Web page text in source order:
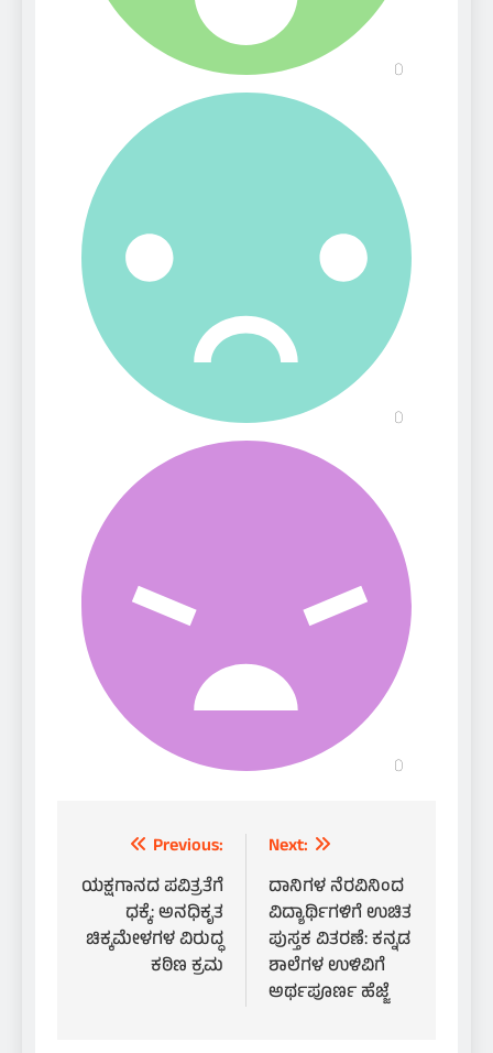
navigation
Previous:
ಯಕ್ಷಗಾನದ ಪವಿತ್ರತೆಗೆ
ಧಕ್ಕೆ: ಅನಧಿಕೃತ
ಚಿಕ್ಕಮೇಳಗಳ ವಿರುದ್ಧ
ಕಠಿಣ ಕ್ರಮ
Next:
ದಾನಿಗಳ ನೆರವಿನಿಂದ
ವಿದ್ಯಾರ್ಥಿಗಳಿಗೆ ಉಚಿತ
ಪುಸ್ತಕ ವಿತರಣೆ: ಕನ್ನಡ
ಶಾಲೆಗಳ ಉಳಿವಿಗೆ
ಅರ್ಥಪೂರ್ಣ ಹೆಜ್ಜೆ